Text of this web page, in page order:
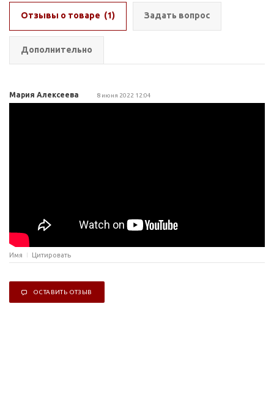
Отзывы о товаре (1) Задать вопрос
Дополнительно
Мария Алексеева 8 июня 2022 12:04
Имя Цитировать
ОСТАВИТЬ ОТЗЫВ